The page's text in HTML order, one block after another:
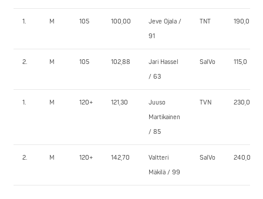
1. M 105 100,00
Jeve Ojala /
91
TNT 190,0
2. M 105 102,88
Jari Hassel
/ 63
SalVo 115,0
1. M 120+ 121,30
Juuso
Martikainen
/ 85
TVN 230,0
2. M 120+ 142,70
Valtteri
Mäkilä / 99
SalVo 240,0